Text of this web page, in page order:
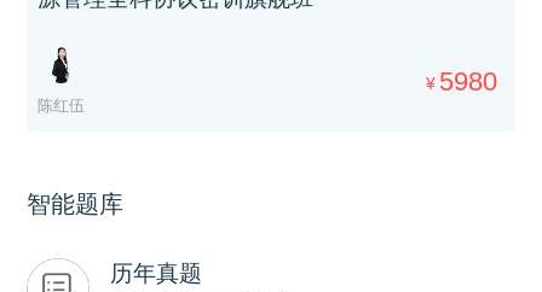
陈红伍
¥ 5980
智能题库
历年真题